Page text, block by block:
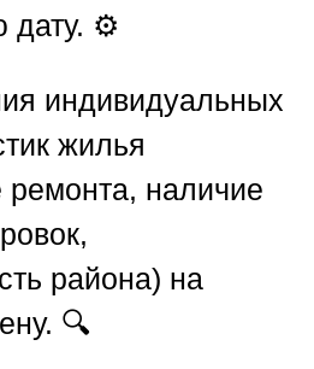
дату. ⚙️
индивидуальных
жилья
ремонта, наличие
района) на
🔍